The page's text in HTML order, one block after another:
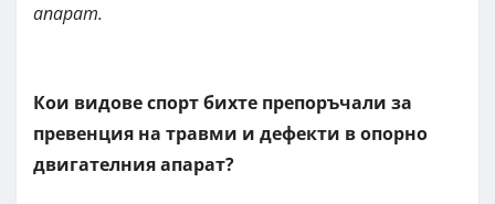
апарат.
Кои видове спорт бихте препоръчали за
превенция на травми и дефекти в опорно
двигателния апарат?